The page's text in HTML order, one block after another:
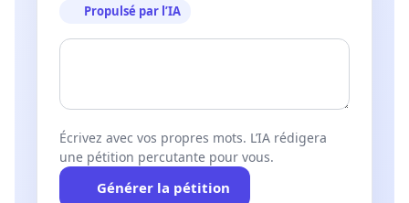
Propulsé par l’IA
Écrivez avec vos propres mots. L’IA rédigera
une pétition percutante pour vous.
Générer la pétition